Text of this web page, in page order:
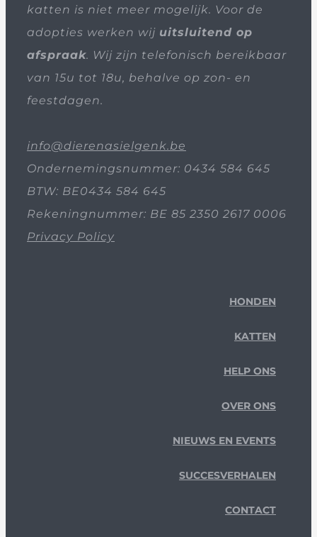
katten is niet meer mogelijk. Voor de
adopties werken wij uitsluitend op
afspraak. Wij zijn telefonisch bereikbaar
van 15u tot 18u, behalve op zon- en
feestdagen.
info@dierenasielgenk.be
Ondernemingsnummer: 0434 584 645
BTW: BE0434 584 645
Rekeningnummer: BE 85 2350 2617 0006
Privacy Policy
HONDEN
KATTEN
HELP ONS
OVER ONS
NIEUWS EN EVENTS
SUCCESVERHALEN
CONTACT